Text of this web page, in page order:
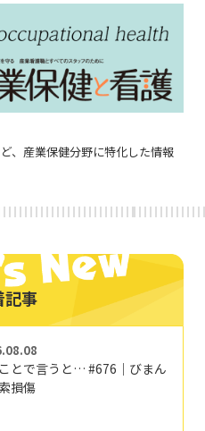
、産業保健分野に特化した情報
記事
とで言うと… #676｜びまん
損傷